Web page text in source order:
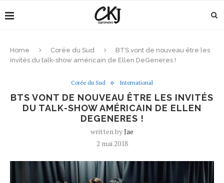
Home Corée du Sud
BTS vont de nouveau être les
invités du talk-show américain de Ellen DeGeneres !
Corée du Sud International
BTS VONT DE NOUVEAU ÊTRE LES INVITÉS
DU TALK-SHOW AMÉRICAIN DE ELLEN
DEGENERES !
written byJae
2 mai 2018